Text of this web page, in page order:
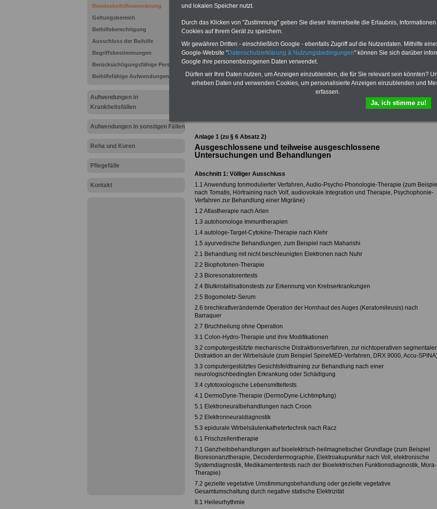
Bundesbeihilfeverordnung
Geltungsbereich
Beihilfeberechtigung
Ausschluss der Beihilfe
Begriffsbestimmungen
Berücksichtigungsfähige Personen
Beihilfefähige Aufwendungen
Aufwendungen in
Krankheitsfällen
Aufwendungen in sonstigen Fällen
Reha und Kuren
Pflegefälle
Kontakt
Vorteile für den öffentlichen Dienst
Berufsunfähigkeitsabsicherung -
Kapitalanlagen-
Krankenversicherung - zuerst
vergleichen, dann unterschreiben-Online-
Vergleich Gesetzliche Krankenkassen-
Zahnzusatzversicherung-
Brutto/Netto:>>>hier können Sie es
dem Öffentlichen Dienst
herunterladen: Beamtenrecht, Besoldung,
Beamtenversorgung, Beihilfe) sowie
eBooks herunterladen, ausdrucken und
lesen>>>mehr Informationen
Anlage 1 (zu § 6 Absatz 2)
Ausgeschlossene und teilweise ausgeschlossene
Untersuchungen und Behandlungen
Abschnitt 1: Völliger Ausschluss
1.1 Anwendung tonmodulierter Verfahren, Audio-Psycho-Phonologie-Therapie (zum
nach Tomatis, Hörtraining nach Volf, audiovokale Integration und Therapie, Psychophonie-
Verfahren zur Behandlung einer Migräne)
1.2 Atlastherapie nach Arlen
1.3 autohomologe Immuntherapien
1.4 autologe-Target-Cytokine-Therapie nach Klehr
1.5 ayurvedische Behandlungen, zum Beispiel nach Maharishi
2.1 Behandlung mit nicht beschleunigten Elektronen nach Nuhr
2.2 Biophotonen-Therapie
2.3 Bioresonatorentests
2.4 Blutkristallisationstests zur Erkennung von Krebserkrankungen
2.5 Bogomoletz-Serum
2.6 brechkraftverändernde Operation der Hornhaut des Auges (Keratomileusis) nach
Barraquer
2.7 Bruchheilung ohne Operation
3.1 Colon-Hydro-Therapie und ihre Modifikationen
3.2 computergestützte mechanische Distraktionsverfahren, zur nichtoperativen
Distraktion an der Wirbelsäule (zum Beispiel SpineMED-Verfahren, DRX 9000, Accu-
3.3 computergestütztes Gesichtsfeldtraining zur Behandlung nach einer
neurologischbedingten Erkrankung oder Schädigung
3.4 cytotoxologische Lebensmitteltests
4.1 DermoDyne-Therapie (DermoDyne-Lichtimpfung)
5.1 Elektroneuralbehandlungen nach Croon
5.2 Elektronneuraldiagnostik
5.3 epidurale Wirbelsäulenkathetertechnik nach Racz
6.1 Frischzellentherapie
7.1 Ganzheitsbehandlungen auf bioelektrisch-heilmagnetischer Grundlage (zum Beispiel
Bioresonanztherapie, Decoderdermographie, Elektroakupunktur nach Voll, elektronische
Systemdiagnostik, Medikamententests nach der Bioelektrischen Funktionsdiagnostik, Mora-
Therapie)
7.2 gezielte vegetative Umstimmungsbehandlung oder gezielte vegetative
Gesamtumschaltung durch negative statische Elektrizität
8.1 Heileurhythmie
und lokalen Speicher nutzt.
Durch das Klicken von "Zustimmung" geben Sie dieser Internetseite die Erlaubnis,
Cookies auf Ihrem Gerät zu speichern.
Wir gewähren Dritten - einschließlich Google - ebenfalls Zugriff auf die Nutzerdaten. Mithilfe
Google-Website "Datenschutzerklärung & Nutzungsbedingungen" können Sie sich darüber
Google ihre personenbezogenen Daten verwendet.
Dürfen wir Ihre Daten nutzen, um Anzeigen einzublenden, die für Sie relevant sein könnten?
erheben Daten und verwenden Cookies, um personalisierte Anzeigen einzublenden und
erfassen.
Ja, ich stimme zu!